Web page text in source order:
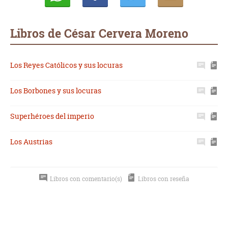
Libros de César Cervera Moreno
Los Reyes Católicos y sus locuras
Los Borbones y sus locuras
Superhéroes del imperio
Los Austrias
Libros con comentario(s) Libros con reseña